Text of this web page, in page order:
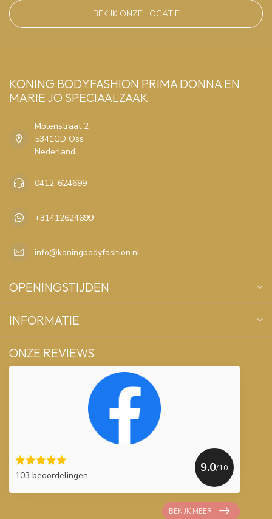
BEKIJK ONZE LOCATIE
KONING BODYFASHION PRIMA DONNA EN
MARIE JO SPECIAALZAAK
Molenstraat 2
5341GD Oss
Nederland
0412-624699
+31412624699
info@koningbodyfashion.nl
OPENINGSTIJDEN
INFORMATIE
ONZE REVIEWS
103 beoordelingen
9.0/10
BEKIJK MEER